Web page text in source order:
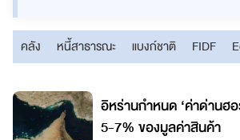
คลัง หนี้สาธารณะ แบงก์ชาติ FIDF
อิหร่านกำหนด ‘ค่าด่านฮ
5-7% ของมูลค่าสินค้า